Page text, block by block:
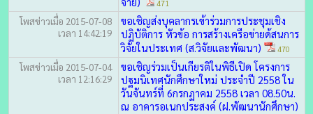
471
โพสข่าวเมื่อ 2015-07-08
เวลา 14:42:19
ขอเชิญส่งบุคลากรเข้าร่วมการประชุมเชิง
ปฏิบัติการ หัวข้อ การสร้างเครือข่ายด้สนการ
วิจัยในประเทศ (ส.วิจัยและพัฒนา)
470
โพสข่าวเมื่อ 2015-07-04
เวลา 12:16:29
ขอเชิญร่วมเป็นเกียรติในพิธีเปิด โครงการ
ปฐมนิเทศนักศึกษาใหม่ ประจำปี 2558 ใน
วันจันทร์ที่ 6กรกฏาคม 2558 เวลา 08.50น.
ณ อาคารอเนกประสงค์ (ฝ.พัฒนานักศึกษา)